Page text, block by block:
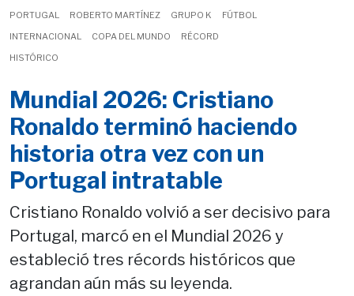
PORTUGAL
ROBERTO MARTÍNEZ GRUPO K
FÚTBOL
INTERNACIONAL
COPA DEL MUNDO
RÉCORD
HISTÓRICO
Mundial 2026: Cristiano
Ronaldo terminó haciendo
historia otra vez con un
Portugal intratable
Cristiano Ronaldo volvió a ser decisivo para
Portugal, marcó en el Mundial 2026 y
estableció tres récords históricos que
agrandan aún más su leyenda.